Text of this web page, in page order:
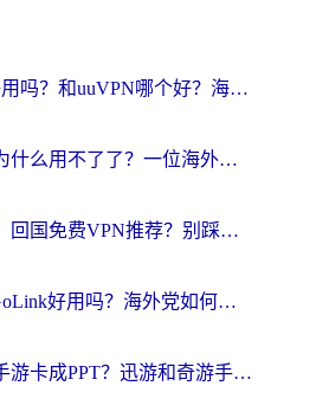
MalusVPN好用吗？和uuVPN哪个好？海外党无缝访问国内资源的真实对比与选择指南
归雁加速器为什么用不了了？一位海外游子的真实困惑与技术解答
海外党必看：回国免费VPN推荐？别踩坑！教你选对加速器无缝刷国内资源
ChickCN和GoLink好用吗？海外党如何选对回国加速器
海外玩国内手游卡成PPT？迅游和奇游手游哪个好？一篇讲透回国加速器怎么选